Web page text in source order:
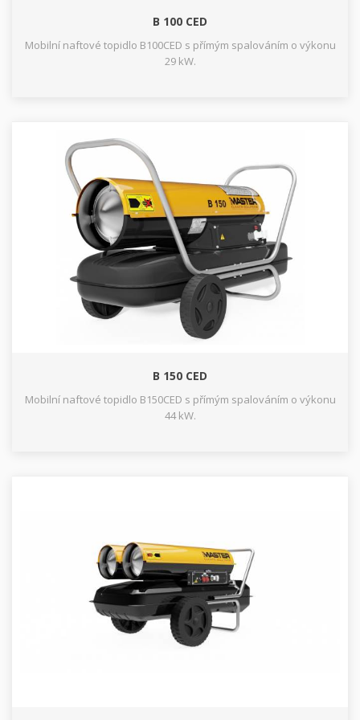
B 100 CED
Mobilní naftové topidlo B100CED s přímým spalováním o výkonu
29 kW.
B 150 CED
Mobilní naftové topidlo B150CED s přímým spalováním o výkonu
44 kW.